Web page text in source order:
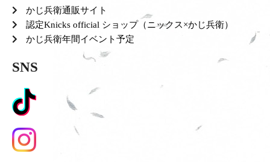
かじ兵衛通販サイト
認定Knicks official ショップ（ニックス×かじ兵衛）
かじ兵衛年間イベント予定
SNS